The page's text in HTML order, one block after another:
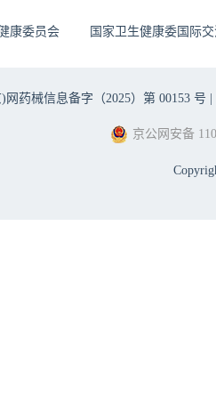
康委员会 国家卫生健康委国际
网药械信息备字（2025）第 00153 号 |
京公网安备